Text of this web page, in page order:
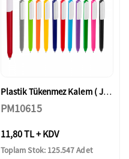
Plastik Tükenmez Kalem ( Jel Refil )
PM10615
11,80 TL + KDV
Toplam Stok: 125.547 Adet